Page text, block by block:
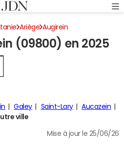
Ariège Augirein
(09800) en 2025
Galey Saint-Lary
Aucazein
ville
Mise à jour le 25/06/26